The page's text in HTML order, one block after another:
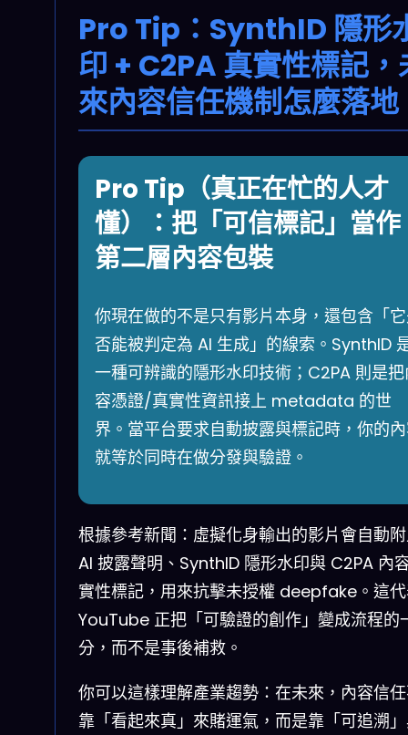
Pro Tip：SynthID 隱形
印 + C2PA 真實性標記，
來內容信任機制怎麼落地
Pro Tip（真正在忙的人才
懂）：把「可信標記」當作
第二層內容包裝
你現在做的不是只有影片本身，還包含「
否能被判定為 AI 生成」的線索。SynthID
一種可辨識的隱形水印技術；C2PA 則是
容憑證/真實性資訊接上 metadata 的世
界。當平台要求自動披露與標記時，你的
就等於同時在做分發與驗證。
根據參考新聞：虛擬化身輸出的影片會自動
AI 披露聲明、SynthID 隱形水印與 C2PA 內
實性標記，用來抗擊未授權 deepfake。這
YouTube 正把「可驗證的創作」變成流程的
分，而不是事後補救。
你可以這樣理解產業趨勢：在未來，內容信
靠「看起來真」來賭運氣，而是靠「可追溯